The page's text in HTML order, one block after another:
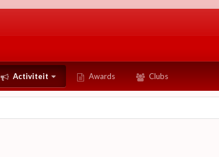
Activiteit Awards Clubs